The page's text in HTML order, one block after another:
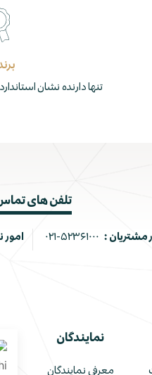
تنها دارنده نشان
تلفن های
مشتریان : ۰۲۱-۵۲۳۶۱۰۰۰ امور
نمایندگان
معرفی نمایندگان